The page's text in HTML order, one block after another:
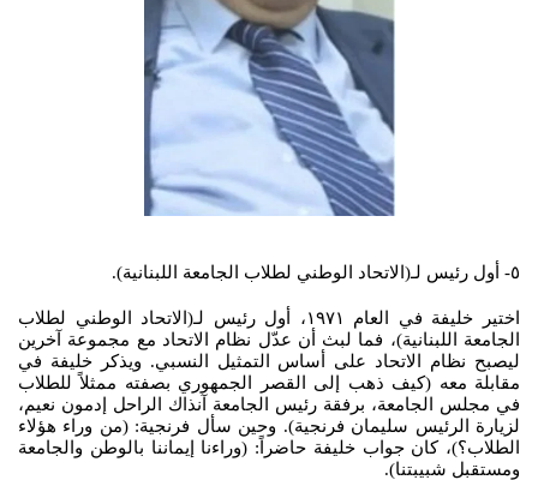
٥- أول رئيس لـ(الاتحاد الوطني لطلاب الجامعة اللبنانية).
اختير خليفة في العام ١٩٧١، أول رئيس لـ(الاتحاد الوطني لطلاب
الجامعة اللبنانية)، فما لبث أن عدّل نظام الاتحاد مع مجموعة آخرين
ليصبح نظام الاتحاد على أساس التمثيل النسبي. ويذكر خليفة في
مقابلة معه (كيف ذهب إلى القصر الجمهوري بصفته ممثلاً للطلاب
في مجلس الجامعة، برفقة رئيس الجامعة آنذاك الراحل إدمون نعيم،
لزيارة الرئيس سليمان فرنجية). وحين سأل فرنجية: (من وراء هؤلاء
الطلاب؟)، كان جواب خليفة حاضراً: (وراءنا إيماننا بالوطن والجامعة
ومستقبل شبيبتنا).